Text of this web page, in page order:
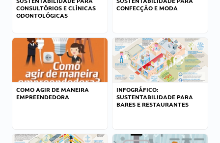
CONSULTÓRIOS E CLÍNICAS
ODONTOLÓGICAS
CONFECÇÃO E MODA
COMO AGIR DE MANEIRA
EMPREENDEDORA
INFOGRÁFICO:
SUSTENTABILIDADE PARA
BARES E RESTAURANTES